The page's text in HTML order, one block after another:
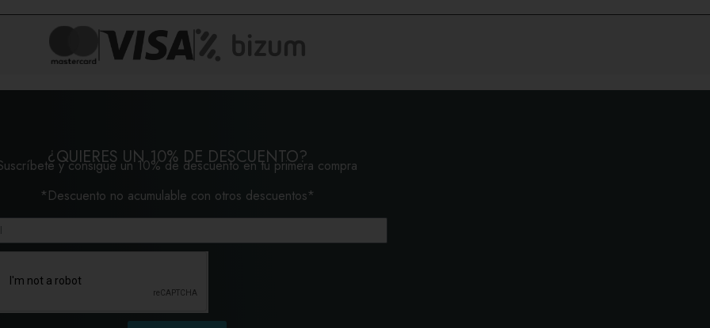
¿QUIERES UN 10% DE DESCUENTO?
y consigue un 10% de descuento en tu primera compra
*Descuento no acumulable con otros descuentos*